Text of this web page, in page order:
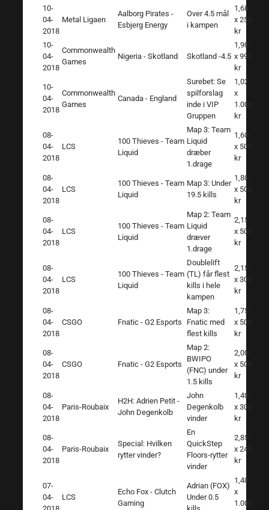
10-
04-
2018
Metal Ligaen
Aalborg Pirates -
Esbjerg Energy
Over 4.5 mål
i kampen
1,68
x 250
kr
10-
04-
2018
Commonwealth
Games
Nigeria - Skotland Skotland -4.5
1,90
x 999
kr
10-
04-
2018
Commonwealth
Games
Canada - England
Surebet: Se
spilforslag
inde i VIP
Gruppen
1,02
x
1.000
kr
08-
04-
2018
LCS
100 Thieves - Team
Liquid
Map 3: Team
Liquid
dræber
1.drage
1,60
x 500
kr
08-
04-
2018
LCS
100 Thieves - Team
Liquid
Map 3: Under
19.5 kills
1,80
x 500
kr
08-
04-
2018
LCS
100 Thieves - Team
Liquid
Map 2: Team
Liquid
dræver
1.drage
2,15
x 500
kr
08-
04-
2018
LCS
100 Thieves - Team
Liquid
Doublelift
(TL) får flest
kills i hele
kampen
2,15
x 300
kr
08-
04-
2018
CSGO Fnatic - G2 Esports
Map 3:
Fnatic med
flest kills
1,75
x 500
kr
08-
04-
2018
CSGO Fnatic - G2 Esports
Map 2:
BWIPO
(FNC) under
1.5 kills
2,00
x 500
kr
08-
04-
2018
Paris-Roubaix
H2H: Adrien Petit -
John Degenkolb
John
Degenkolb
vinder
1,40
x 300
kr
08-
04-
2018
Paris-Roubaix
Special: Hvilken
rytter vinder?
En
QuickStep
Floors-rytter
vinder
2,85
x 240
kr
07-
04-
LCS
Echo Fox - Clutch
Gaming
Adrian (FOX)
Under 0.5
1,40
x
1.000